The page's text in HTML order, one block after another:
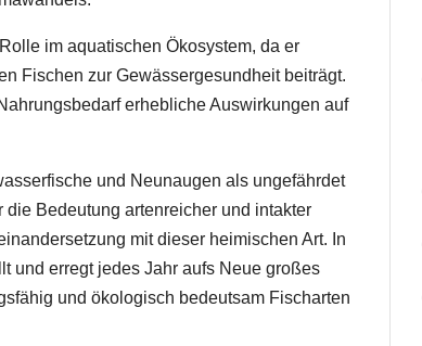
im aquatischen Ökosystem, da er
Fischen zur Gewässergesundheit beiträgt.
erhebliche Auswirkungen auf
und Neunaugen als ungefährdet
Bedeutung artenreicher und intakter
mit dieser heimischen Art. In
und erregt jedes Jahr aufs Neue großes
und ökologisch bedeutsam Fischarten